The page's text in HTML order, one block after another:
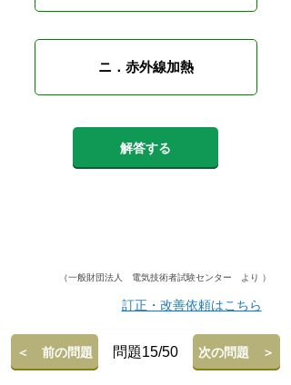
ニ．赤外線加熱
解答する
（一般財団法人 電気技術者試験センター より ）
訂正・改善依頼はこちら
＜ 前の問題 問題15/50 次の問題 ＞